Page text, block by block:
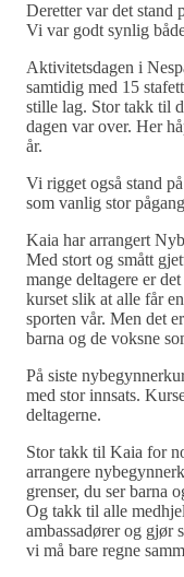
Deretter var det stand
Vi var godt synlig
Aktivitetsdagen i
samtidig med 15
stille lag. Stor takk til
dagen var over. Her
år.
Vi rigget også stand
som vanlig stor
Kaia har arrangert
Med stort og smått
mange deltagere er
kurset slik at alle får
sporten vår. Men det
barna og de voksne
På siste
med stor innsats.
deltagerne.
Stor takk til Kaia for
arrangere
grenser, du ser barna
Og takk til alle
ambassadører og gjør
vi må bare regne